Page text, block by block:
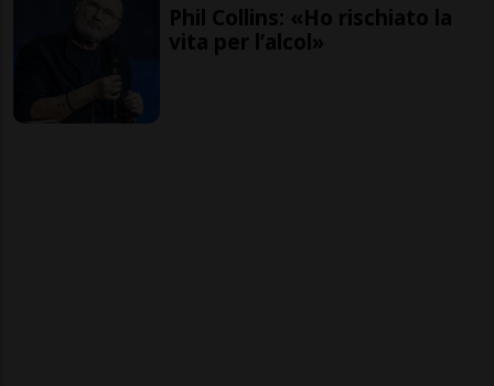
Phil Collins: «Ho rischiato la
vita per l’alcol»